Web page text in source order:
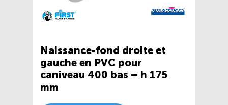
Naissance-fond droite et
gauche en PVC pour
caniveau 400 bas – h 175
mm